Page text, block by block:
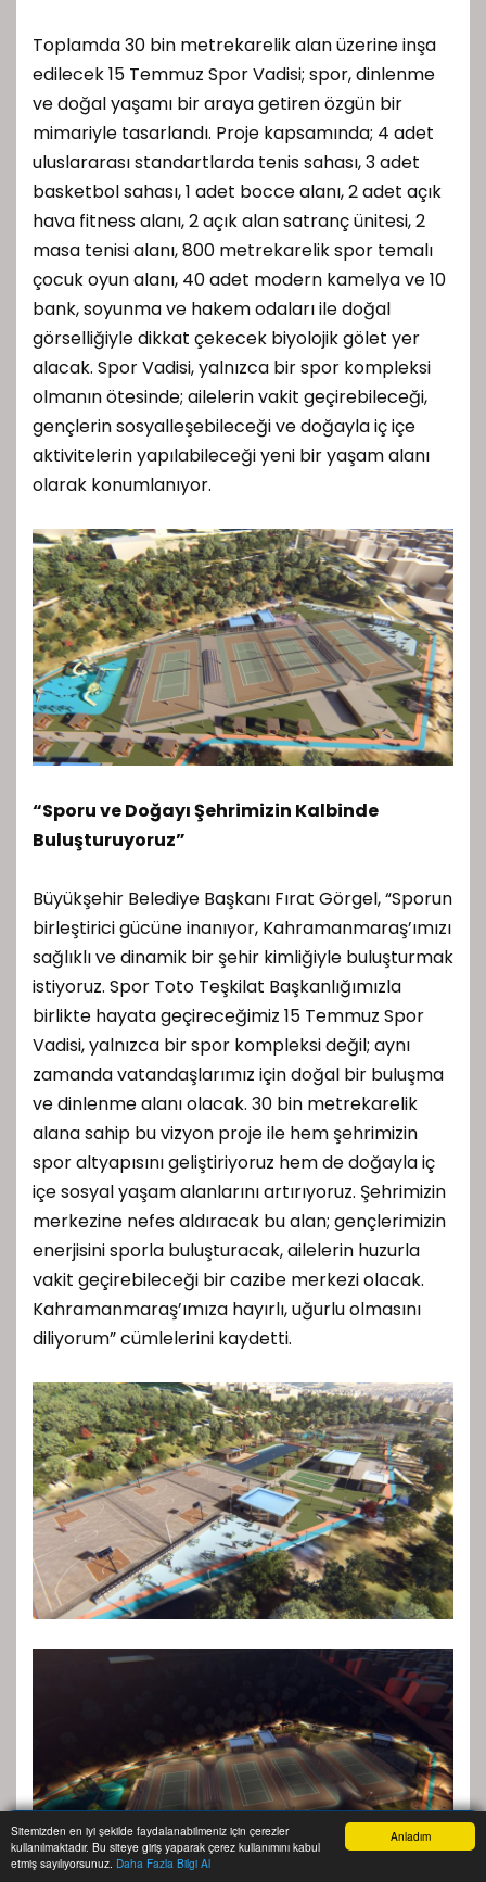
Anladım
Sitemizden en iyi şekilde faydalanabilmeniz için çerezler
kullanılmaktadır. Bu siteye giriş yaparak çerez kullanımını kabul
etmiş sayılıyorsunuz. Daha Fazla Bilgi Al
Toplamda 30 bin metrekarelik alan üzerine inşa
edilecek 15 Temmuz Spor Vadisi; spor, dinlenme
ve doğal yaşamı bir araya getiren özgün bir
mimariyle tasarlandı. Proje kapsamında; 4 adet
uluslararası standartlarda tenis sahası, 3 adet
basketbol sahası, 1 adet bocce alanı, 2 adet açık
hava fitness alanı, 2 açık alan satranç ünitesi, 2
masa tenisi alanı, 800 metrekarelik spor temalı
çocuk oyun alanı, 40 adet modern kamelya ve 10
bank, soyunma ve hakem odaları ile doğal
görselliğiyle dikkat çekecek biyolojik gölet yer
alacak. Spor Vadisi, yalnızca bir spor kompleksi
olmanın ötesinde; ailelerin vakit geçirebileceği,
gençlerin sosyalleşebileceği ve doğayla iç içe
aktivitelerin yapılabileceği yeni bir yaşam alanı
olarak konumlanıyor.
“Sporu ve Doğayı Şehrimizin Kalbinde
Buluşturuyoruz”
Büyükşehir Belediye Başkanı Fırat Görgel, “Sporun
birleştirici gücüne inanıyor, Kahramanmaraş’ımızı
sağlıklı ve dinamik bir şehir kimliğiyle buluşturmak
istiyoruz. Spor Toto Teşkilat Başkanlığımızla
birlikte hayata geçireceğimiz 15 Temmuz Spor
Vadisi, yalnızca bir spor kompleksi değil; aynı
zamanda vatandaşlarımız için doğal bir buluşma
ve dinlenme alanı olacak. 30 bin metrekarelik
alana sahip bu vizyon proje ile hem şehrimizin
spor altyapısını geliştiriyoruz hem de doğayla iç
içe sosyal yaşam alanlarını artırıyoruz. Şehrimizin
merkezine nefes aldıracak bu alan; gençlerimizin
enerjisini sporla buluşturacak, ailelerin huzurla
vakit geçirebileceği bir cazibe merkezi olacak.
Kahramanmaraş’ımıza hayırlı, uğurlu olmasını
diliyorum” cümlelerini kaydetti.
Anasayfa Yazarlar Haber Ara İhbar Hattı Menu